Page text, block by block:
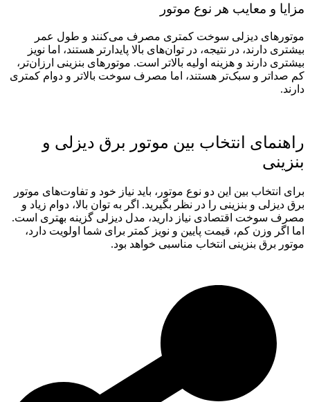
مزایا و معایب هر نوع موتور
موتورهای دیزلی سوخت کمتری مصرف می‌کنند و طول عمر
بیشتری دارند، در نتیجه، در توان‌‌های بالا پایدارتر هستند، اما نویز
بیشتری دارند و هزینه اولیه بالاتر است. موتورهای بنزینی ارزان‌تر،
کم ‌صداتر و سبک‌تر هستند، اما مصرف سوخت بالاتر و دوام کمتری
دارند.
راهنمای انتخاب بین موتور برق دیزلی و
بنزینی
برای انتخاب بین این دو نوع موتور، باید نیاز خود و تفاوت‌های موتور
برق دیزلی و بنزینی را در نظر بگیرید. اگر به توان بالا، دوام زیاد و
مصرف سوخت اقتصادی نیاز دارید، مدل دیزلی گزینه بهتری است.
اما اگر وزن کم، قیمت پایین و نویز کمتر برای شما اولویت دارد،
موتور برق بنزینی انتخاب مناسبی خواهد بود.